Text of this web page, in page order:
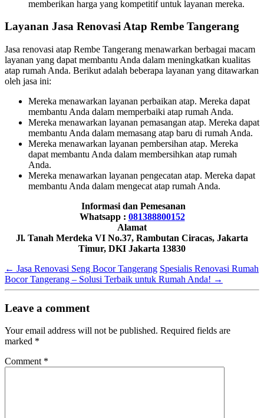
memberikan harga yang kompetitif untuk layanan mereka.
Layanan Jasa Renovasi Atap Rembe Tangerang
Jasa renovasi atap Rembe Tangerang menawarkan berbagai macam
layanan yang dapat membantu Anda dalam meningkatkan kualitas
atap rumah Anda. Berikut adalah beberapa layanan yang ditawarkan
oleh jasa ini:
Mereka menawarkan layanan perbaikan atap. Mereka dapat
membantu Anda dalam memperbaiki atap rumah Anda.
Mereka menawarkan layanan pemasangan atap. Mereka dapat
membantu Anda dalam memasang atap baru di rumah Anda.
Mereka menawarkan layanan pembersihan atap. Mereka
dapat membantu Anda dalam membersihkan atap rumah
Anda.
Mereka menawarkan layanan pengecatan atap. Mereka dapat
membantu Anda dalam mengecat atap rumah Anda.
Informasi dan Pemesanan
Whatsapp : 081388800152
Alamat
Jl. Tanah Merdeka VI No.37, Rambutan Ciracas, Jakarta
Timur, DKI Jakarta 13830
← Jasa Renovasi Seng Bocor Tangerang Spesialis Renovasi Rumah
Bocor Tangerang – Solusi Terbaik untuk Rumah Anda! →
Leave a comment
Your email address will not be published. Required fields are
marked *
Comment *